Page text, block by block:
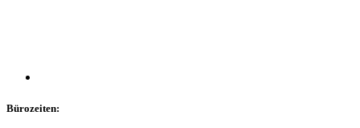
Bürozeiten: